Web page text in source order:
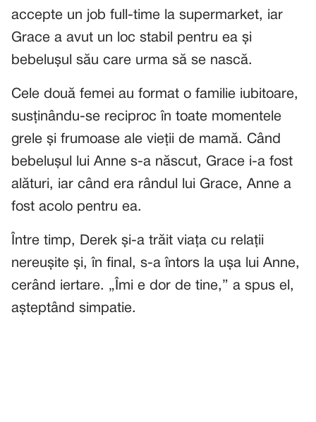
accepte un job full-time la supermarket, iar
Grace a avut un loc stabil pentru ea și
bebelușul său care urma să se nască.
Cele două femei au format o familie iubitoare,
susținându-se reciproc în toate momentele
grele și frumoase ale vieții de mamă. Când
bebelușul lui Anne s-a născut, Grace i-a fost
alături, iar când era rândul lui Grace, Anne a
fost acolo pentru ea.
Între timp, Derek și-a trăit viața cu relații
nereușite și, în final, s-a întors la ușa lui Anne,
cerând iertare. „Îmi e dor de tine,” a spus el,
așteptând simpatie.